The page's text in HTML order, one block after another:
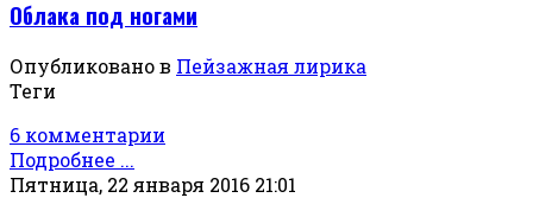
Облака под ногами
Опубликовано в Пейзажная лирика
Теги
6 комментарии
Подробнее ...
Пятница, 22 января 2016 21:01